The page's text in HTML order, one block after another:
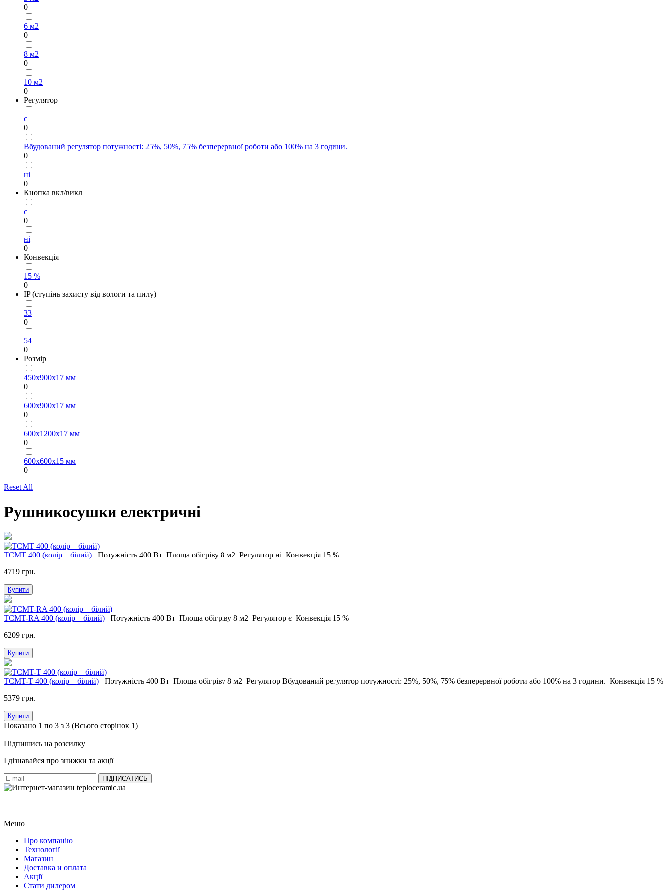
0
6 м2
0
8 м2
0
10 м2
0
Регулятор
є
0
Вбудований регулятор потужності: 25%, 50%, 75% безперервної роботи або 100% на 3 години.
0
ні
0
Кнопка вкл/викл
є
0
ні
0
Конвекція
15 %
0
IP (ступінь захисту від вологи та пилу)
33
0
54
0
Рoзмір
450х900х17 мм
0
600х900х17 мм
0
600х1200х17 мм
0
600х600х15 мм
0
Reset All
Рушникосушки електричні
ТСМT 400 (колір – білий) Потужність 400 Вт Площа обігріву 8 м2 Регулятор ні Конвекція 15 %
4719 грн.
Купити
ТСМT-RA 400 (колір – білий) Потужність 400 Вт Площа обігріву 8 м2 Регулятор є Конвекція 15 %
6209 грн.
Купити
ТСМT-T 400 (колір – білий) Потужність 400 Вт Площа обігріву 8 м2 Регулятор Вбудований регулятор потужності: 25%, 50%, 75% безперервної роботи або 100% на 3 години. Конвекція 15 %
5379 грн.
Купити
Показано 1 по 3 з 3 (Всього сторінок 1)
Підпишись на розсилку
І дізнавайся про знижки та акції
Меню
Про компанію
Технології
Магазин
Доставка и оплата
Акції
Стати дилером